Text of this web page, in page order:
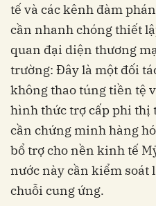
tế và các kênh đàm
cần nhanh chóng thiết
quan đại diện thương
trường: Đây là một đối
không thao túng tiền tệ
hình thức trợ cấp phi thị
cần chứng minh hàng
bổ trợ cho nền kinh tế
nước này cần kiểm soát
chuỗi cung ứng.